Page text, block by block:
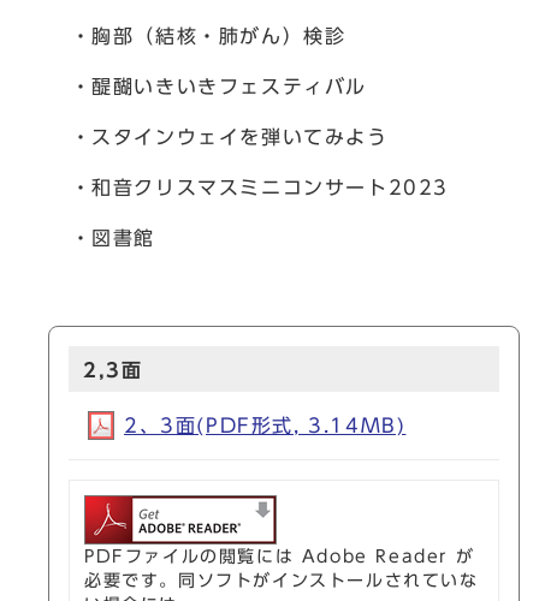
・胸部（結核・肺がん）検診
・醍醐いきいきフェスティバル
・スタインウェイを弾いてみよう
・和音クリスマスミニコンサート2023
・図書館
2,3面
2、3面(PDF形式, 3.14MB)
PDFファイルの閲覧には Adobe Reader が
必要です。同ソフトがインストールされていな